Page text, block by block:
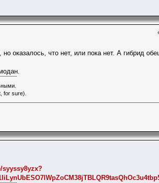
оказалось, что нет, или пока нет. А гибрид
for sure).